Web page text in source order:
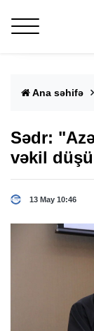
Ana səhifə
Sədr:
vəkil
13 May 10:46